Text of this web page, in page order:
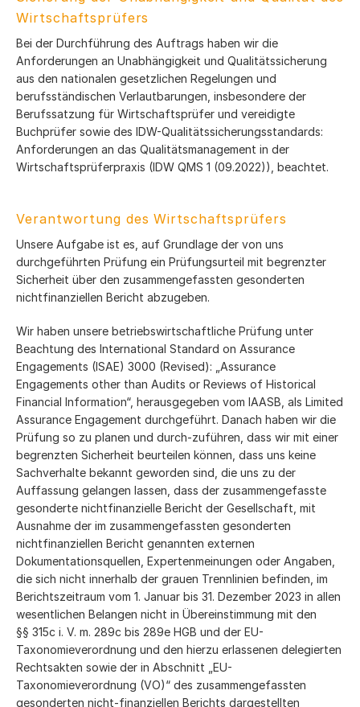
Wirtschaftsprüfers
Bei der Durchführung des Auftrags haben wir die
Anforderungen an Unabhängigkeit und Qualitätssicherung
aus den nationalen gesetzlichen Regelungen und
berufsständischen Verlautbarungen, insbesondere der
Berufssatzung für Wirtschaftsprüfer und vereidigte
Buchprüfer sowie des IDW-Qualitätssicherungsstandards:
Anforderungen an das Qualitätsmanagement in der
Wirtschaftsprüferpraxis (IDW QMS 1 (09.2022)), beachtet.
Verantwortung des Wirtschaftsprüfers
Unsere Aufgabe ist es, auf Grundlage der von uns
durchgeführten Prüfung ein Prüfungsurteil mit begrenzter
Sicherheit über den zusammengefassten gesonderten
nichtfinanziellen Bericht abzugeben.
Wir haben unsere betriebswirtschaftliche Prüfung unter
Beachtung des International Standard on Assurance
Engagements (ISAE) 3000 (Revised): „Assurance
Engagements other than Audits or Reviews of Historical
Financial Information“, herausgegeben vom IAASB, als Limited
Assurance Engagement durchgeführt. Danach haben wir die
Prüfung so zu planen und durch-zuführen, dass wir mit einer
begrenzten Sicherheit beurteilen können, dass uns keine
Sachverhalte bekannt geworden sind, die uns zu der
Auffassung gelangen lassen, dass der zusammengefasste
gesonderte nichtfinanzielle Bericht der Gesellschaft, mit
Ausnahme der im zusammengefassten gesonderten
nichtfinanziellen Bericht genannten externen
Dokumentationsquellen, Expertenmeinungen oder Angaben,
die sich nicht innerhalb der grauen Trennlinien befinden, im
Berichtszeitraum vom 1. Januar bis 31. Dezember 2023 in allen
wesentlichen Belangen nicht in Übereinstimmung mit den
§§ 315c i. V. m. 289c bis 289e HGB und der EU-
Taxonomieverordnung und den hierzu erlassenen delegierten
Rechtsakten sowie der in Abschnitt „EU-
Taxonomieverordnung (VO)“ des zusammengefassten
gesonderten nicht-finanziellen Berichts dargestellten